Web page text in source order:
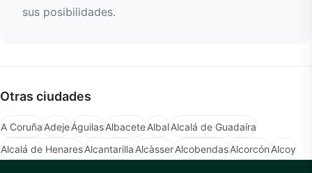
sus posibilidades.
Otras ciudades
A CoruñaAdejeÁguilasAlbaceteAlbalAlcalá de Guadaíra
Alcalá de HenaresAlcantarillaAlcàsserAlcobendasAlcorcónAlcoy